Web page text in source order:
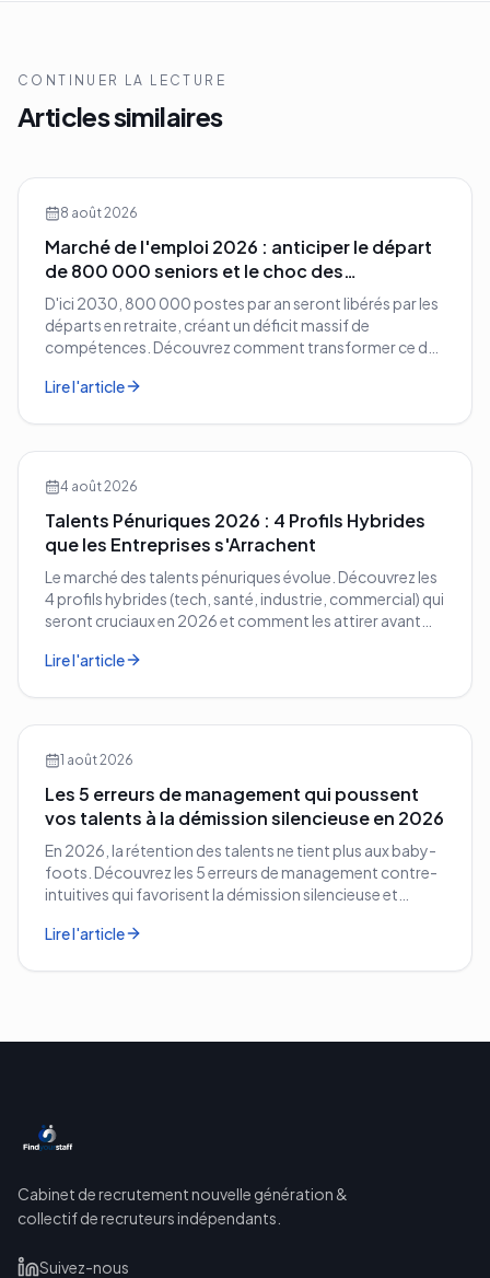
CONTINUER LA LECTURE
Articles similaires
8 août 2026
Marché de l'emploi 2026 : anticiper le départ
de 800 000 seniors et le choc des
compétences
D'ici 2030, 800 000 postes par an seront libérés par les
départs en retraite, créant un déficit massif de
compétences. Découvrez comment transformer ce défi
entreprise.
Lire l'article
4 août 2026
Talents Pénuriques 2026 : 4 Profils Hybrides
que les Entreprises s'Arrachent
Le marché des talents pénuriques évolue. Découvrez les
4 profils hybrides (tech, santé, industrie, commercial) qui
seront cruciaux en 2026 et comment les attirer avant
Lire l'article
1 août 2026
Les 5 erreurs de management qui poussent
vos talents à la démission silencieuse en 2026
En 2026, la rétention des talents ne tient plus aux baby-
foots. Découvrez les 5 erreurs de management contre-
intuitives qui favorisent la démission silencieuse et
Lire l'article
Cabinet de recrutement nouvelle génération &
collectif de recruteurs indépendants.
Suivez-nous